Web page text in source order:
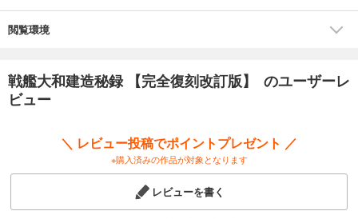
なぜ、「大和」は航空戦力を前に「無用の長物」扱いされたのか?
こうした通俗的な「常識」で戦艦「大和」をとらえる思考パターンの
「罠」から解き放つ。
それでも「大和」は世界一の巨大戦艦だった
閲覧環境
戦艦大和建造秘録 【完全復刻改訂版】 のユーザーレ
ビュー
＼ レビュー投稿でポイントプレゼント ／
※購入済みの作品が対象となります
レビューを書く